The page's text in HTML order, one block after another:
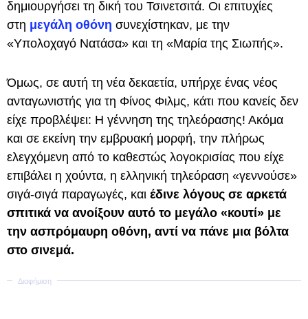
δημιουργήσει τη δική του Τσινετσιτά. Οι επιτυχίες
στη μεγάλη οθόνη συνεχίστηκαν, με την
«Υπολοχαγό Νατάσα» και τη «Μαρία της Σιωπής».
Όμως, σε αυτή τη νέα δεκαετία, υπήρχε ένας νέος
ανταγωνιστής για τη Φίνος Φιλμς, κάτι που κανείς δεν
είχε προβλέψει: Η γέννηση της τηλεόρασης! Ακόμα
και σε εκείνη την εμβρυακή μορφή, την πλήρως
ελεγχόμενη από το καθεστώς λογοκρισίας που είχε
επιβάλει η χούντα, η ελληνική τηλεόραση «γεννούσε»
σιγά-σιγά παραγωγές, και έδινε λόγους σε αρκετά
σπιτικά να ανοίξουν αυτό το μεγάλο «κουτί» με
την ασπρόμαυρη οθόνη, αντί να πάνε μια βόλτα
στο σινεμά.